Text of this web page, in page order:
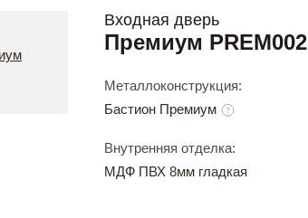
Входная дверь
Премиум PREM002
Металлоконструкция:
Бастион Премиум
Внутренняя отделка:
МДФ ПВХ 8мм гладкая